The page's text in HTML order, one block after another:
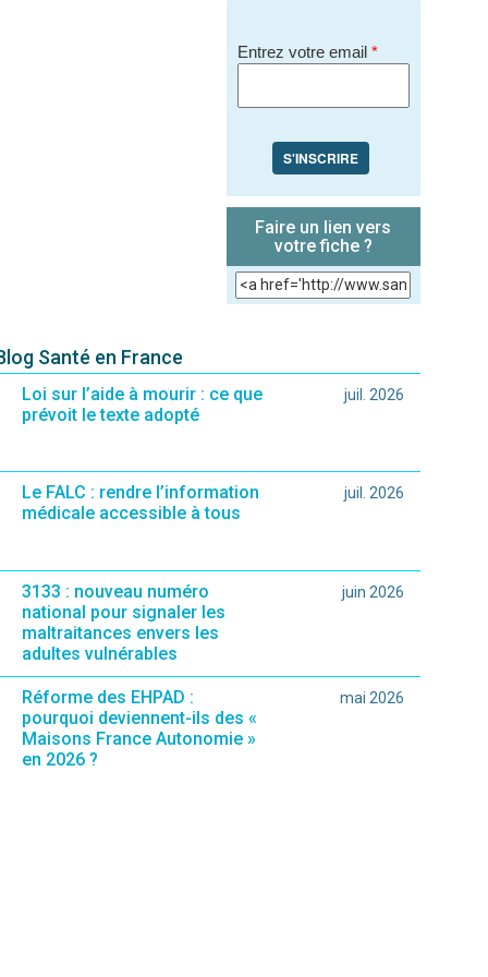
Entrez votre email *
S'INSCRIRE
Faire un lien vers
votre fiche ?
Santé en France
Loi sur l’aide à mourir : ce que
prévoit le texte adopté
juil. 2026
Le FALC : rendre l’information
médicale accessible à tous
juil. 2026
3133 : nouveau numéro
national pour signaler les
maltraitances envers les
adultes vulnérables
juin 2026
Réforme des EHPAD :
pourquoi deviennent-ils des «
Maisons France Autonomie »
en 2026 ?
mai 2026